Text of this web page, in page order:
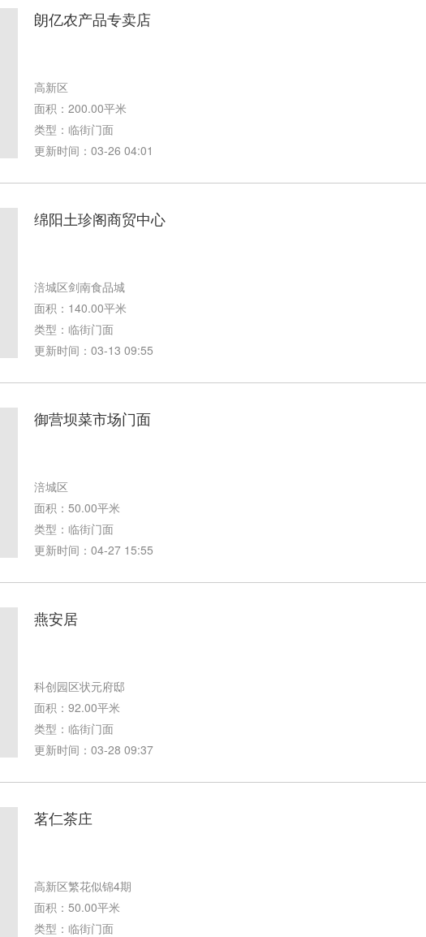
朗亿农产品专卖店
高新区
面积：200.00平米
类型：临街门面
更新时间：03-26 04:01
绵阳土珍阁商贸中心
涪城区剑南食品城
面积：140.00平米
类型：临街门面
更新时间：03-13 09:55
御营坝菜市场门面
涪城区
面积：50.00平米
类型：临街门面
更新时间：04-27 15:55
燕安居
科创园区状元府邸
面积：92.00平米
类型：临街门面
更新时间：03-28 09:37
茗仁茶庄
高新区繁花似锦4期
面积：50.00平米
类型：临街门面